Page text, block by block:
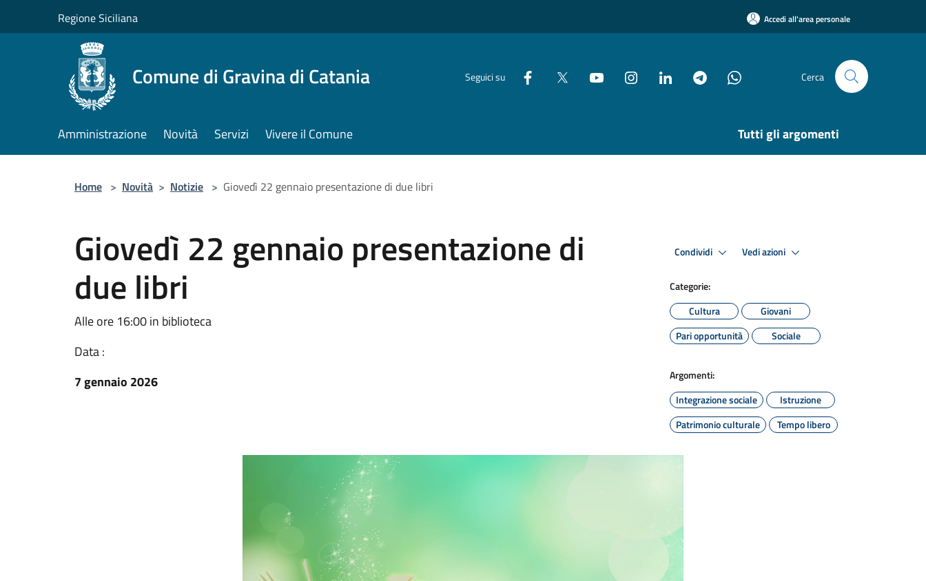
Regione Siciliana Accedi all'area personale
Comune di Gravina di Catania Seguici su Cerca
Amministrazione Novità Servizi Vivere il Comune Tutti gli argomenti
Home > Novità > Notizie > Giovedì 22 gennaio presentazione di due libri
Giovedì 22 gennaio presentazione di
due libri
Alle ore 16:00 in biblioteca
Data :
7 gennaio 2026
Condividi Vedi azioni
Categorie:
Cultura
Giovani
Pari opportunità
Sociale
Argomenti:
Integrazione sociale
Istruzione
Patrimonio culturale
Tempo libero